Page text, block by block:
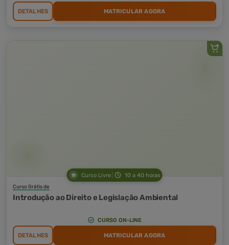
DETALHES MATRICULAR AGORA
Curso Livre 10 a 40 horas
Curso Grátis de
Introdução ao Direito e Legislação Ambiental
CURSO ON-LINE
DETALHES MATRICULAR AGORA